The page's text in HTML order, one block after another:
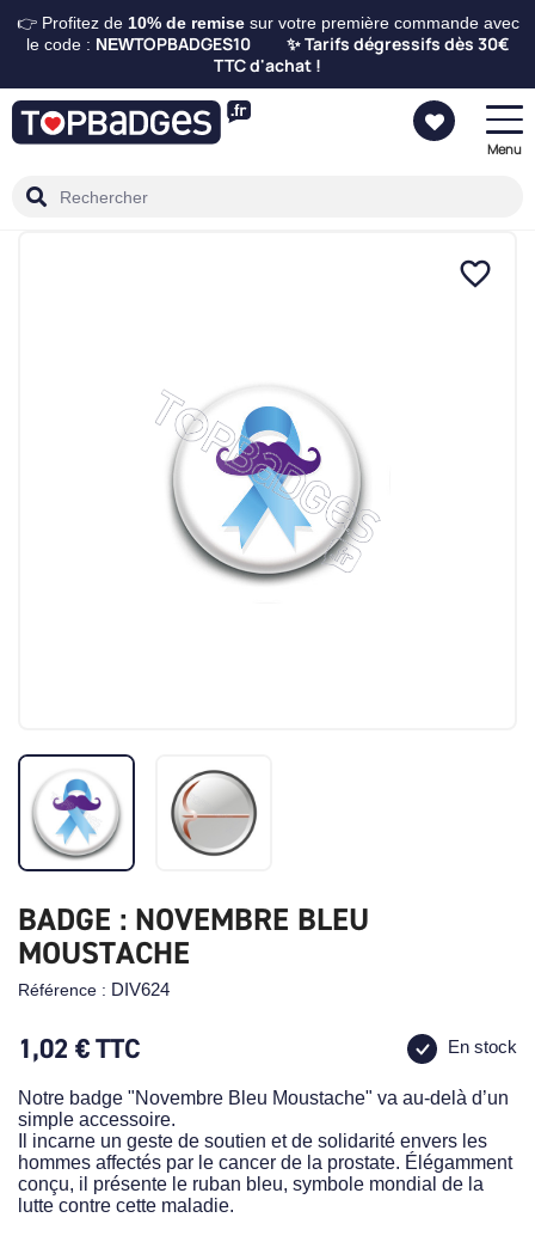
👉 Profitez de 10% de remisesur votre première commande avec
le code : NEWTOPBADGES10 ✨ Tarifs dégressifs dès 30€
TTC d'achat !
Menu
favorite_border
BADGE : NOVEMBRE BLEU
MOUSTACHE
Référence : DIV624
1,02 €TTC En stock
Notre badge "Novembre Bleu Moustache" va au-delà d’un
simple accessoire.
Il incarne un geste de soutien et de solidarité envers les
hommes affectés par le cancer de la prostate. Élégamment
conçu, il présente le ruban bleu, symbole mondial de la
lutte contre cette maladie.